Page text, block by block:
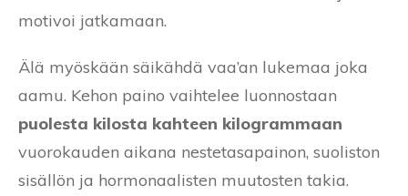
motivoi jatkamaan.
Älä myöskään säikähdä vaa’an lukemaa joka
aamu. Kehon paino vaihtelee luonnostaan
puolesta kilosta kahteen kilogrammaan
vuorokauden aikana nestetasapainon, suoliston
sisällön ja hormonaalisten muutosten takia.